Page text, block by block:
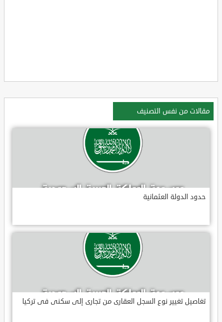
مقالات من نفس التصنيف
حدود الدولة العثمانية
تغاصيل تغيير نوع السجل العقارى من تجارى إلى سكنى فى تركيا